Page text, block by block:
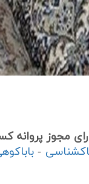
مجوز پروانه
-